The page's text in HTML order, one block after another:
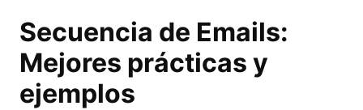
Secuencia de Emails:
Mejores prácticas y
ejemplos